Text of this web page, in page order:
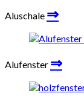
Aluschale ⇒
Alufenster ⇒